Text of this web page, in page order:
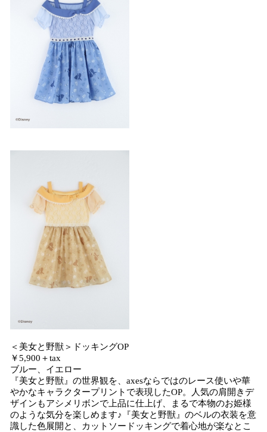
＜美女と野獣＞ドッキングOP
￥5,900＋tax
ブルー、イエロー
『美女と野獣』の世界観を、axesならではのレース使いや華
やかなキャラクタープリントで表現したOP。人気の肩開きデ
ザインもアシメリボンで上品に仕上げ、まるで本物のお姫様
のような気分を楽しめます♪『美女と野獣』のベルの衣装を意
識した色展開と、カットソードッキングで着心地が楽なとこ